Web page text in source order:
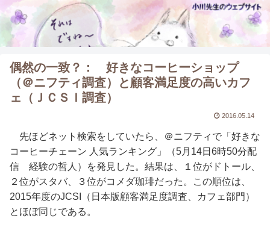
偶然の一致？： 好きなコーヒーショップ
（＠ニフティ調査）と顧客満足度の高いカフ
ェ（ＪＣＳＩ調査）
2016.05.14
先ほどネット検索をしていたら、＠ニフティで「好きな
コーヒーチェーン 人気ランキング」（5月14日6時50分配
信 経験の哲人）を発見した。結果は、１位がドトール、
２位がスタバ、３位がコメダ珈琲だった。この順位は、
2015年度のJCSI（日本版顧客満足度調査、カフェ部門）
とほぼ同じである。